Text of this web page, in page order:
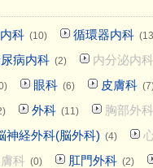
科 (10) 循環器内科
病内科 (2) 内分泌内科
眼科 (6) 皮膚科
外科 (11) 胸部外科
神経外科(脳外科) (4)
科 (0) 肛門外科 (2)